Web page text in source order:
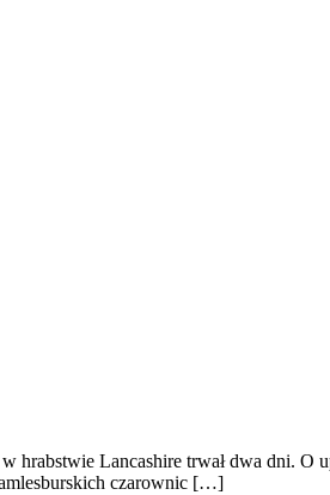
hrabstwie Lancashire trwał dwa dni. O
czarownic […]